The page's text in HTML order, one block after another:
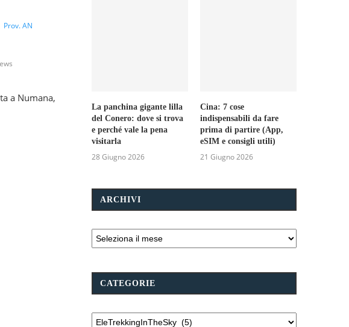
Prov. AN
a Numana,
La panchina gigante lilla
del Conero: dove si trova
e perché vale la pena
visitarla
28 Giugno 2026
Cina: 7 cose
indispensabili da fare
prima di partire (App,
eSIM e consigli utili)
21 Giugno 2026
ARCHIVI
CATEGORIE